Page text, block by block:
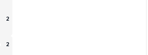
2
2